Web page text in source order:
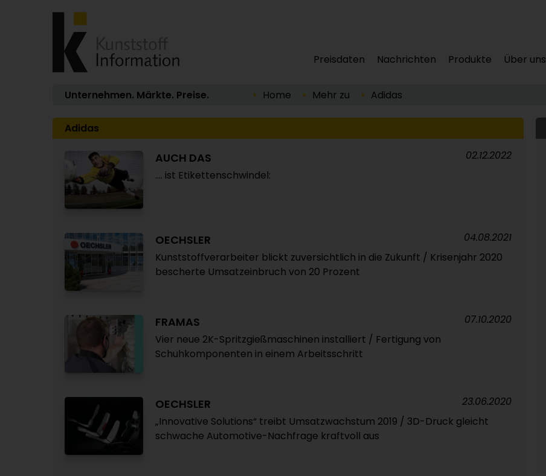
Preisdaten Nachrichten Produkte Über uns
Unternehmen. Märkte. Preise. Home Mehr zu Adidas
Adidas
AUCH DAS
.… ist Etikettenschwindel:
02.12.2022
OECHSLER
Kunststoffverarbeiter blickt zuversichtlich in die Zukunft / Krisenjahr 2020
bescherte Umsatzeinbruch von 20 Prozent
04.08.2021
FRAMAS
Vier neue 2K-Spritzgießmaschinen installiert / Fertigung von
Schuhkomponenten in einem Arbeitsschritt
07.10.2020
OECHSLER
„Innovative Solutions“ treibt Umsatzwachstum 2019 / 3D-Druck gleicht
schwache Automotive-Nachfrage kraftvoll aus
23.06.2020